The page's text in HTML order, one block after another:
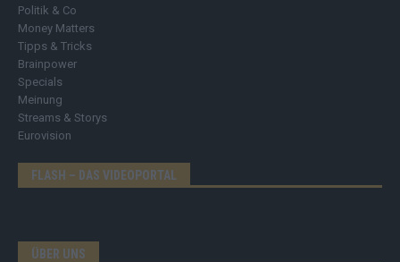
Politik & Co
Money Matters
Tipps & Tricks
Brainpower
Specials
Meinung
Streams & Storys
Eurovision
FLASH – DAS VIDEOPORTAL
ÜBER UNS